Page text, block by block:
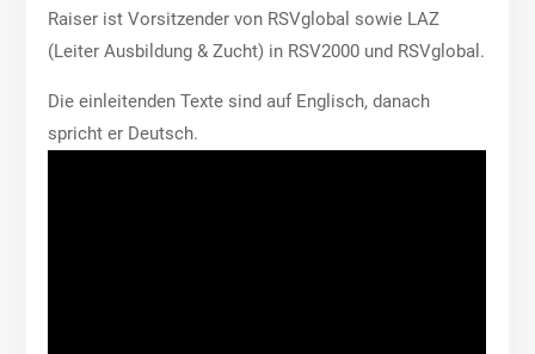
Raiser ist Vorsitzender von RSVglobal sowie LAZ
(Leiter Ausbildung & Zucht) in RSV2000 und RSVglobal.
Die einleitenden Texte sind auf Englisch, danach
spricht er Deutsch.